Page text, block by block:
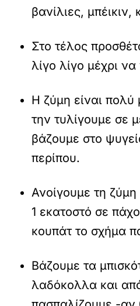
βανίλιες,
Στο τέλος
λίγο λίγο μέχρι να
Η ζύμη είναι πολύ
την τυλίγουμε σε
βάζουμε στο
περίπου.
Ανοίγουμε τη
1 εκατοστό σε
κουπάτ το σχήμα
Βάζουμε τα
λαδόκολλα και